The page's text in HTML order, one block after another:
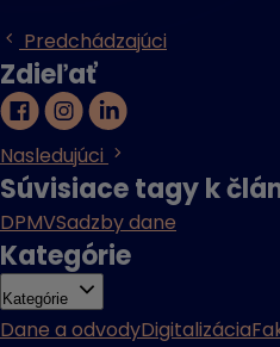
Predchádzajúci
Zdieľať
Nasledujúci
Súvisiace tagy k
DPMVSadzby dane
Kategórie
Kategórie
Dane a odvodyDigitalizácia